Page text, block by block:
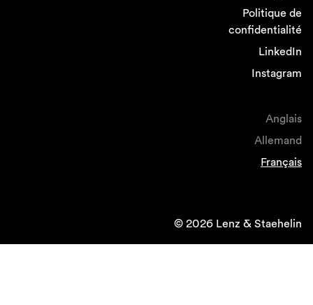
Politique de
confidentialité
LinkedIn
Instagram
Anglais
Allemand
Français
© 2026 Lenz & Staehelin